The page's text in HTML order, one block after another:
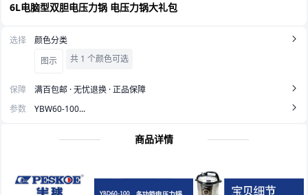
6L电脑型双胆电压力锅 电压力锅大礼包
选择
颜色分类
图示
共 1 个颜色可选
保障
满百包邮 · 无忧退换 · 正品保障
参数
YBW60-100...
商品详情